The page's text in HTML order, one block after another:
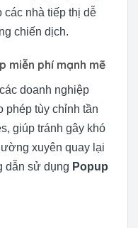
các nhà tiếp thị dễ
chiến dịch.
miễn phí mạnh mẽ
doanh nghiệp
phép tùy chỉnh tần
giúp tránh gây khó
xuyên quay lại
dẫn sử dụng Popup